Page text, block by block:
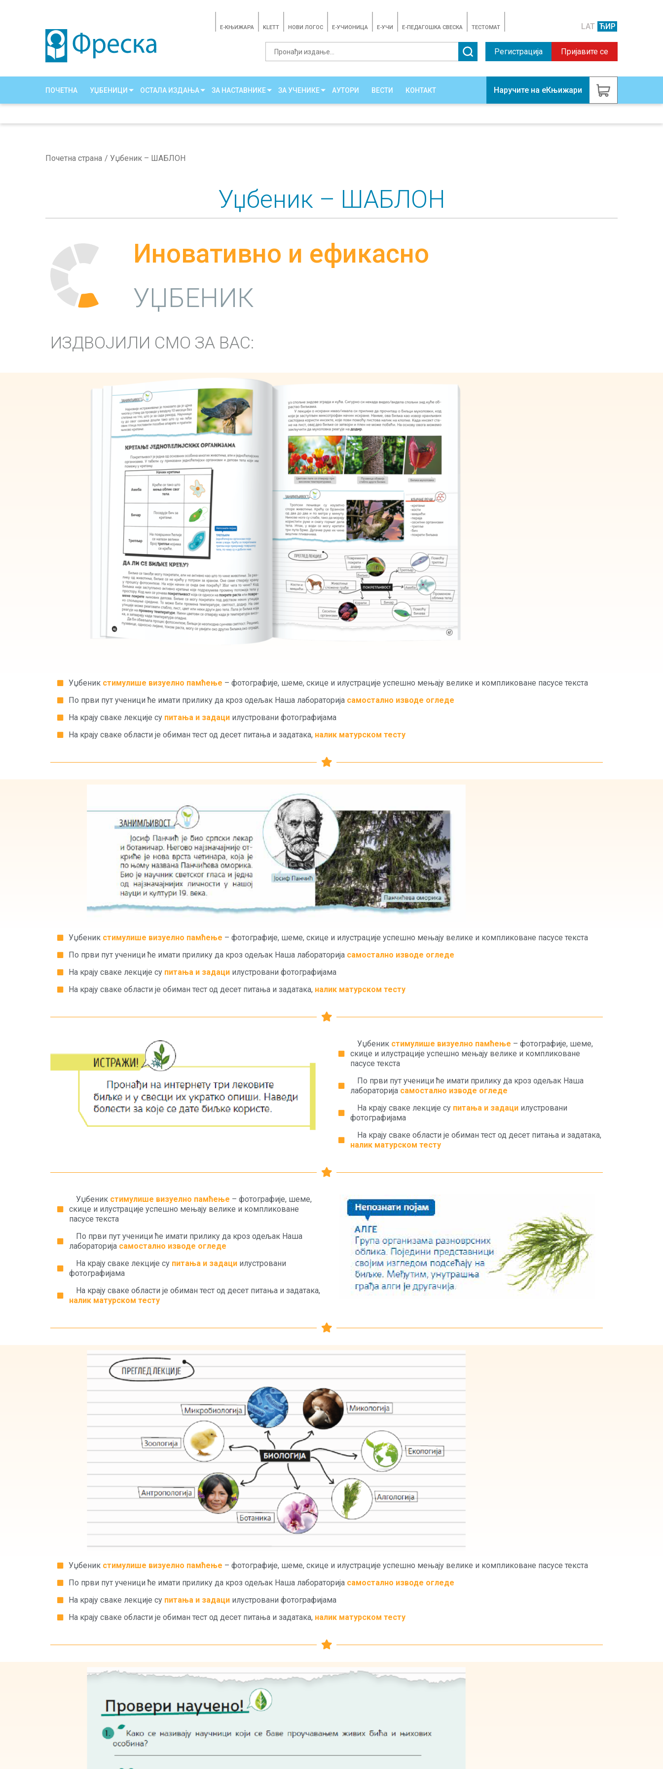
E-КЊИЖАРА KLETT НОВИ ЛОГОС E-УЧИОНИЦА E-УЧИ Е-ПЕДАГОШКА СВЕСКА TЕСТОМАТ LAT ЋИР
Регистрација Пријавите се
ПОЧЕТНА УЏБЕНИЦИ ОСТАЛА ИЗДАЊА ЗА НАСТАВНИКЕ ЗА УЧЕНИКЕ АУТОРИ ВЕСТИ КОНТАКТ Наручите на еКњижари
Почетна страна Уџбеник – ШАБЛОН
Уџбеник – ШАБЛОН
Иновативно и ефикасно
УЏБЕНИК
ИЗДВОЈИЛИ СМО ЗА ВАС:
Уџбеник стимулише визуелно памћење – фотографије, шеме, скице и илустрације успешно мењају велике и компликоване пасусе текста
По први пут ученици ће имати прилику да кроз одељак Наша лабораторија самостално изводе огледе
На крају сваке лекције су питања и задациилустровани фотографијама
На крају сваке области је обиман тест од десет питања и задатака, налик матурском тесту
Уџбеник стимулише визуелно памћење – фотографије, шеме, скице и илустрације успешно мењају велике и компликоване пасусе текста
По први пут ученици ће имати прилику да кроз одељак Наша лабораторија самостално изводе огледе
На крају сваке лекције су питања и задациилустровани фотографијама
На крају сваке области је обиман тест од десет питања и задатака, налик матурском тесту
Уџбеник стимулише визуелно памћење – фотографије, шеме,
скице и илустрације успешно мењају велике и компликоване
пасусе текста
По први пут ученици ће имати прилику да кроз одељак Наша
лабораторија самостално изводе огледе
На крају сваке лекције су питања и задациилустровани
фотографијама
На крају сваке области је обиман тест од десет питања и задатака,
налик матурском тесту
Уџбеник стимулише визуелно памћење – фотографије, шеме,
скице и илустрације успешно мењају велике и компликоване
пасусе текста
По први пут ученици ће имати прилику да кроз одељак Наша
лабораторија самостално изводе огледе
На крају сваке лекције су питања и задациилустровани
фотографијама
На крају сваке области је обиман тест од десет питања и задатака,
налик матурском тесту
Уџбеник стимулише визуелно памћење – фотографије, шеме, скице и илустрације успешно мењају велике и компликоване пасусе текста
По први пут ученици ће имати прилику да кроз одељак Наша лабораторија самостално изводе огледе
На крају сваке лекције су питања и задациилустровани фотографијама
На крају сваке области је обиман тест од десет питања и задатака, налик матурском тесту